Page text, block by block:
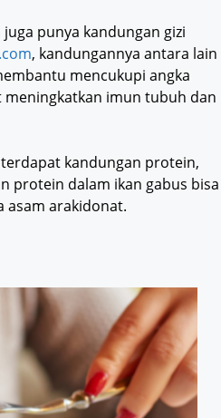
punya kandungan gizi
, kandungannya antara lain
mencukupi angka
imun tubuh dan
kandungan protein,
protein dalam ikan gabus bisa
asam arakidonat.